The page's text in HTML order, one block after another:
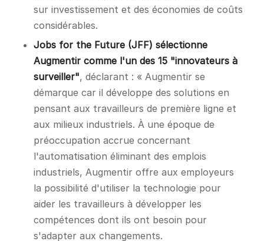
sur investissement et des économies de coûts
considérables.
Jobs for the Future (JFF) sélectionne
Augmentir comme l'un des 15 "innovateurs à
surveiller", déclarant : « Augmentir se
démarque car il développe des solutions en
pensant aux travailleurs de première ligne et
aux milieux industriels. À une époque de
préoccupation accrue concernant
l'automatisation éliminant des emplois
industriels, Augmentir offre aux employeurs
la possibilité d'utiliser la technologie pour
aider les travailleurs à développer les
compétences dont ils ont besoin pour
s'adapter aux changements.